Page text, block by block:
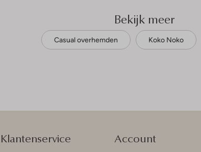
Bekijk meer
Casual overhemden Koko Noko
Klantenservice Account